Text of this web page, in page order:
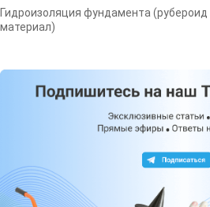
Гидроизоляция фундамента
материал)